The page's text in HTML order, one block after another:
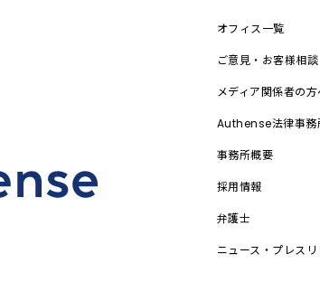
オフィス一覧
ご意見・お客様相談
メディア関係者の方
Authense法律事務
事務所概要
採用情報
弁護士
ニュース・プレスリ